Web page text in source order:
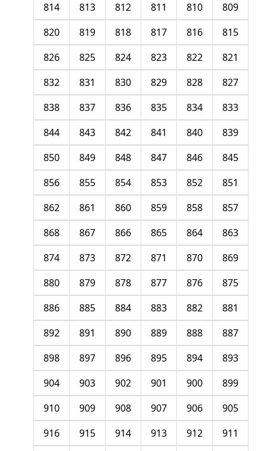
809
810
811
812
813
814
815
816
817
818
819
820
821
822
823
824
825
826
827
828
829
830
831
832
833
834
835
836
837
838
839
840
841
842
843
844
845
846
847
848
849
850
851
852
853
854
855
856
857
858
859
860
861
862
863
864
865
866
867
868
869
870
871
872
873
874
875
876
877
878
879
880
881
882
883
884
885
886
887
888
889
890
891
892
893
894
895
896
897
898
899
900
901
902
903
904
905
906
907
908
909
910
911
912
913
914
915
916